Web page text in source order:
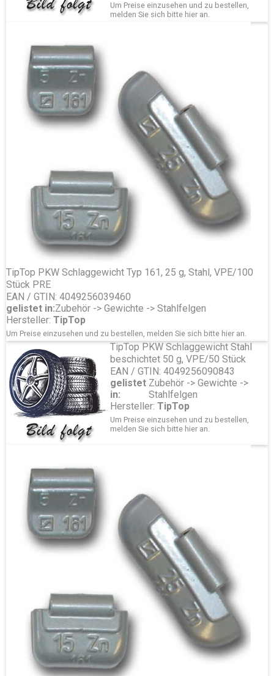
Um Preise einzusehen und zu bestellen,
melden Sie sich bitte hier an.
TipTop PKW Schlaggewicht Typ 161, 25 g, Stahl, VPE/100
Stück PRE
EAN / GTIN: 4049256039460
gelistet in:Zubehör -> Gewichte -> Stahlfelgen
Hersteller: TipTop
Um Preise einzusehen und zu bestellen, melden Sie sich bitte hier an.
TipTop PKW Schlaggewicht Stahl
beschichtet 50 g, VPE/50 Stück
EAN / GTIN: 4049256090843
gelistet
in:
Zubehör -> Gewichte ->
Stahlfelgen
Hersteller: TipTop
Um Preise einzusehen und zu bestellen,
melden Sie sich bitte hier an.